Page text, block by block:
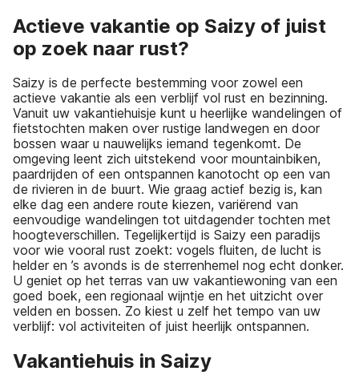
Actieve vakantie op Saizy of juist
op zoek naar rust?
Saizy is de perfecte bestemming voor zowel een
actieve vakantie als een verblijf vol rust en bezinning.
Vanuit uw vakantiehuisje kunt u heerlijke wandelingen of
fietstochten maken over rustige landwegen en door
bossen waar u nauwelijks iemand tegenkomt. De
omgeving leent zich uitstekend voor mountainbiken,
paardrijden of een ontspannen kanotocht op een van
de rivieren in de buurt. Wie graag actief bezig is, kan
elke dag een andere route kiezen, variërend van
eenvoudige wandelingen tot uitdagender tochten met
hoogteverschillen. Tegelijkertijd is Saizy een paradijs
voor wie vooral rust zoekt: vogels fluiten, de lucht is
helder en ’s avonds is de sterrenhemel nog echt donker.
U geniet op het terras van uw vakantiewoning van een
goed boek, een regionaal wijntje en het uitzicht over
velden en bossen. Zo kiest u zelf het tempo van uw
verblijf: vol activiteiten of juist heerlijk ontspannen.
Vakantiehuis in Saizy